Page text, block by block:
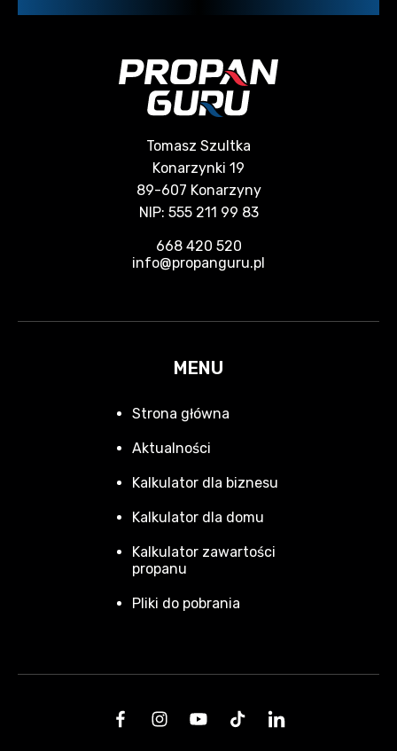
Tomasz Szultka
Konarzynki 19
89-607 Konarzyny
NIP: 555 211 99 83
668 420 520
info@propanguru.pl
MENU
Strona główna
Aktualności
Kalkulator dla biznesu
Kalkulator dla domu
Kalkulator zawartości
propanu
Pliki do pobrania